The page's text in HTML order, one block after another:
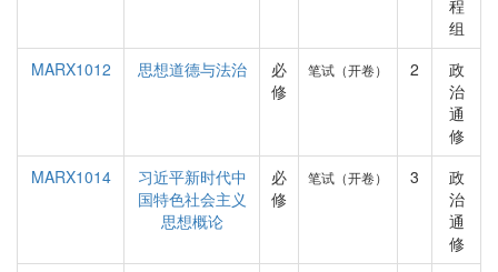
程
组
MARX1012
思想道德与法治
必
修
笔试（开卷） 2
政
治
通
修
MARX1014
习近平新时代中
国特色社会主义
思想概论
必
修
笔试（开卷） 3
政
治
通
修